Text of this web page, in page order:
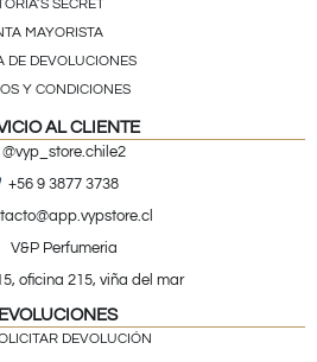
SECRET
MAYORISTA
DE DEVOLUCIONES
Y CONDICIONES
AL CLIENTE
@vyp_store.chile2
+56 9 3877 3738
V&P Perfumeria
oficina 215, viña del mar
DEVOLUCIÓN